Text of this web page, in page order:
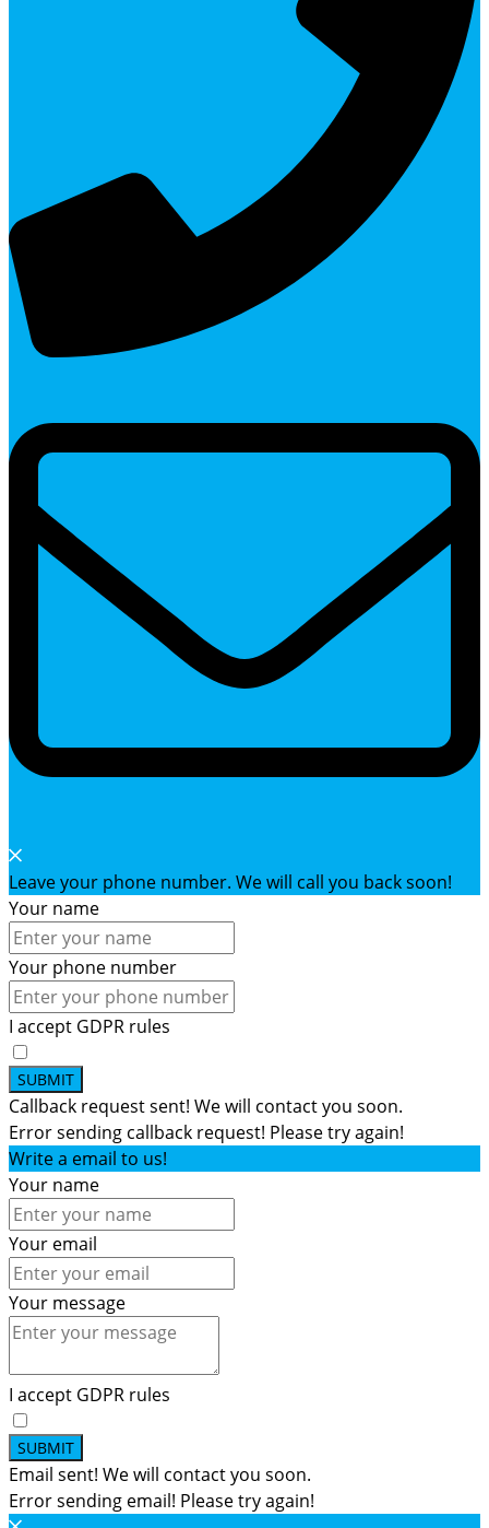
Leave your phone number. We will call you back soon!
Your name
Your phone number
I accept GDPR rules
SUBMIT
Callback request sent! We will contact you soon.
Error sending callback request! Please try again!
Write a email to us!
Your name
Your email
Your message
I accept GDPR rules
SUBMIT
Email sent! We will contact you soon.
Error sending email! Please try again!